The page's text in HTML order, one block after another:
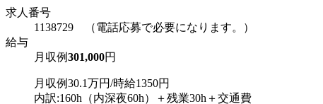
求人番号
1138729 （電話応募で必要になります。）
給与
月収例301,000円
月収例30.1万円/時給1350円
内訳:160h（内深夜60h）＋残業30h＋交通費